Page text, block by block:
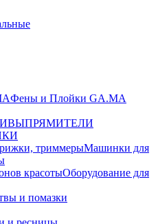
Фены и Плойки GA.MA
ВЫПРЯМИТЕЛИ
Машинки для
Оборудование для
и помазки